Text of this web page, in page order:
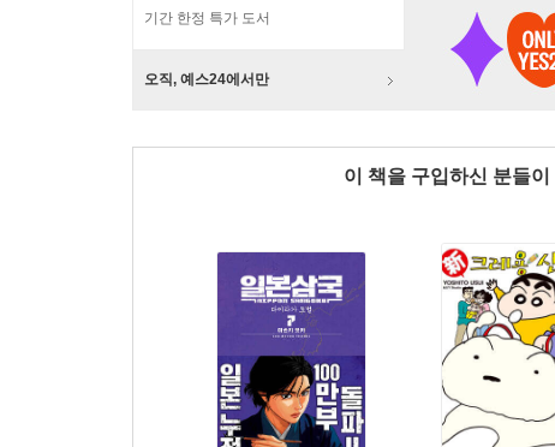
기간 한정 특가 도서
오직, 예스24에서만
이 책을 구입하신 분들이